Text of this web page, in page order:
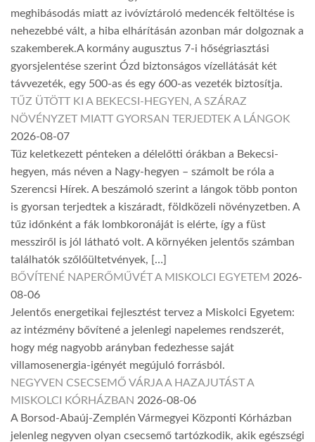
meghibásodás miatt az ivóvíztároló medencék feltöltése is
nehezebbé vált, a hiba elhárításán azonban már dolgoznak a
szakemberek.A kormány augusztus 7-i hőségriasztási
gyorsjelentése szerint Ózd biztonságos vízellátását két
távvezeték, egy 500-as és egy 600-as vezeték biztosítja.
TŰZ ÜTÖTT KI A BEKECSI-HEGYEN, A SZÁRAZ
NÖVÉNYZET MIATT GYORSAN TERJEDTEK A LÁNGOK
2026-08-07
Tűz keletkezett pénteken a délelőtti órákban a Bekecsi-
hegyen, más néven a Nagy-hegyen – számolt be róla a
Szerencsi Hírek. A beszámoló szerint a lángok több ponton
is gyorsan terjedtek a kiszáradt, földközeli növényzetben. A
tűz időnként a fák lombkoronáját is elérte, így a füst
messziről is jól látható volt. A környéken jelentős számban
találhatók szőlőültetvények, […]
BŐVÍTENÉ NAPERŐMŰVÉT A MISKOLCI EGYETEM 2026-
08-06
Jelentős energetikai fejlesztést tervez a Miskolci Egyetem:
az intézmény bővítené a jelenlegi napelemes rendszerét,
hogy még nagyobb arányban fedezhesse saját
villamosenergia-igényét megújuló forrásból.
NEGYVEN CSECSEMŐ VÁRJA A HAZAJUTÁST A
MISKOLCI KÓRHÁZBAN 2026-08-06
A Borsod-Abaúj-Zemplén Vármegyei Központi Kórházban
jelenleg negyven olyan csecsemő tartózkodik, akik egészségi